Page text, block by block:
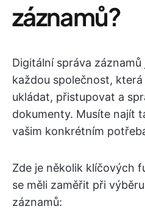
záznamů?
Digitální správa
každou společnost,
ukládat, přistupovat a
dokumenty. Musíte najít
vašim konkrétním
Zde je několik klíčových
se měli zaměřit při
záznamů: